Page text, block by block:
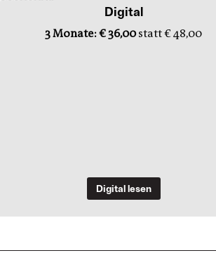
Digital
3 Monate: € 36,00statt € 48,00
Digital lesen